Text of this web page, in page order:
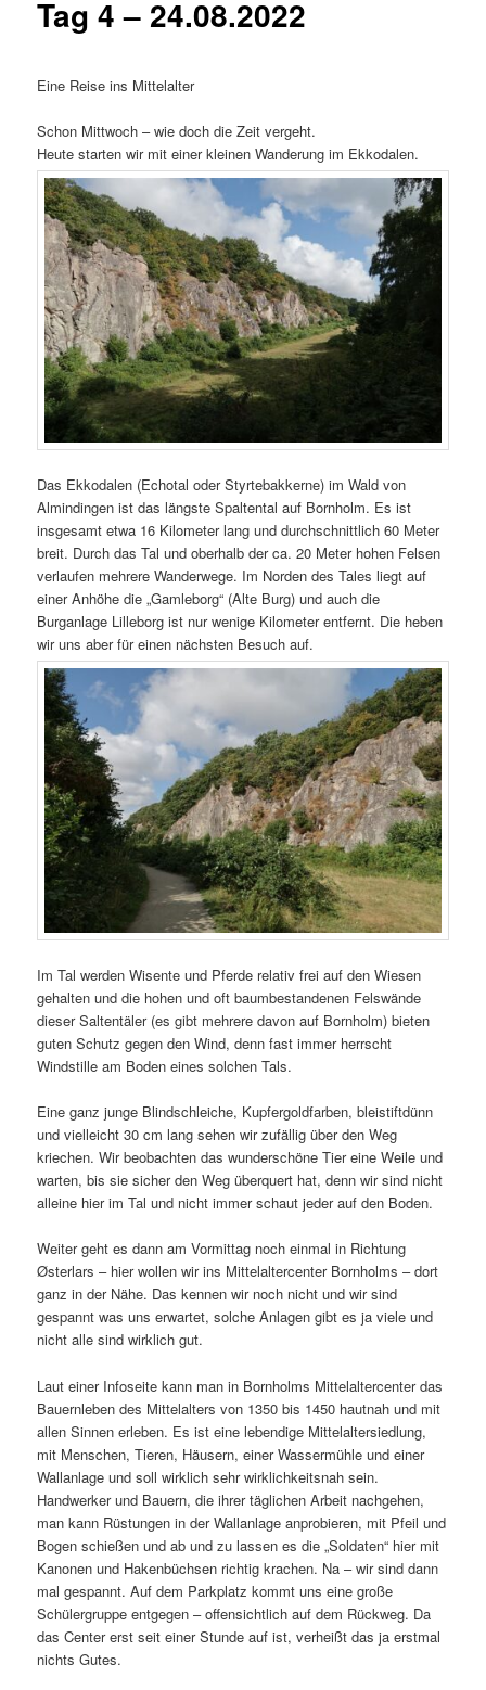
Tag 4 – 24.08.2022
Eine Reise ins Mittelalter
Schon Mittwoch – wie doch die Zeit vergeht.
Heute starten wir mit einer kleinen Wanderung im Ekkodalen.
Das Ekkodalen (Echotal oder Styrtebakkerne) im Wald von
Almindingen ist das längste Spaltental auf Bornholm. Es ist
insgesamt etwa 16 Kilometer lang und durchschnittlich 60 Meter
breit. Durch das Tal und oberhalb der ca. 20 Meter hohen Felsen
verlaufen mehrere Wanderwege. Im Norden des Tales liegt auf
einer Anhöhe die „Gamleborg“ (Alte Burg) und auch die
Burganlage Lilleborg ist nur wenige Kilometer entfernt. Die heben
wir uns aber für einen nächsten Besuch auf.
Im Tal werden Wisente und Pferde relativ frei auf den Wiesen
gehalten und die hohen und oft baumbestandenen Felswände
dieser Saltentäler (es gibt mehrere davon auf Bornholm) bieten
guten Schutz gegen den Wind, denn fast immer herrscht
Windstille am Boden eines solchen Tals.
Eine ganz junge Blindschleiche, Kupfergoldfarben, bleistiftdünn
und vielleicht 30 cm lang sehen wir zufällig über den Weg
kriechen. Wir beobachten das wunderschöne Tier eine Weile und
warten, bis sie sicher den Weg überquert hat, denn wir sind nicht
alleine hier im Tal und nicht immer schaut jeder auf den Boden.
Weiter geht es dann am Vormittag noch einmal in Richtung
Østerlars – hier wollen wir ins Mittelaltercenter Bornholms – dort
ganz in der Nähe. Das kennen wir noch nicht und wir sind
gespannt was uns erwartet, solche Anlagen gibt es ja viele und
nicht alle sind wirklich gut.
Laut einer Infoseite kann man in Bornholms Mittelaltercenter das
Bauernleben des Mittelalters von 1350 bis 1450 hautnah und mit
allen Sinnen erleben. Es ist eine lebendige Mittelaltersiedlung,
mit Menschen, Tieren, Häusern, einer Wassermühle und einer
Wallanlage und soll wirklich sehr wirklichkeitsnah sein.
Handwerker und Bauern, die ihrer täglichen Arbeit nachgehen,
man kann Rüstungen in der Wallanlage anprobieren, mit Pfeil und
Bogen schießen und ab und zu lassen es die „Soldaten“ hier mit
Kanonen und Hakenbüchsen richtig krachen. Na – wir sind dann
mal gespannt. Auf dem Parkplatz kommt uns eine große
Schülergruppe entgegen – offensichtlich auf dem Rückweg. Da
das Center erst seit einer Stunde auf ist, verheißt das ja erstmal
nichts Gutes.